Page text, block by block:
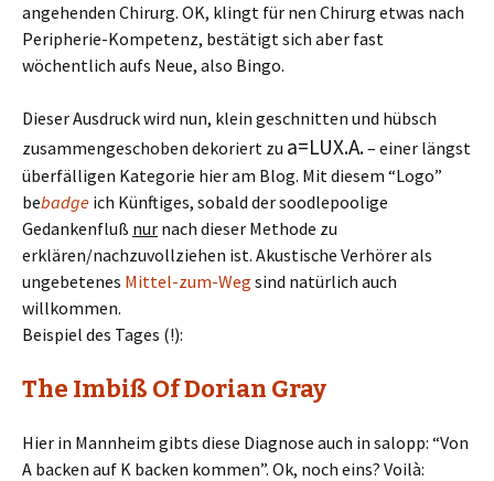
angehenden Chirurg. OK, klingt für nen Chirurg etwas nach
Peripherie-Kompetenz, bestätigt sich aber fast
wöchentlich aufs Neue, also Bingo.
Dieser Ausdruck wird nun, klein geschnitten und hübsch
zusammengeschoben dekoriert zu a=LUX.A.– einer längst
überfälligen Kategorie hier am Blog. Mit diesem “Logo”
bebadge ich Künftiges, sobald der soodlepoolige
Gedankenfluß nur nach dieser Methode zu
erklären/nachzuvollziehen ist. Akustische Verhörer als
ungebetenes Mittel-zum-Weg sind natürlich auch
willkommen.
Beispiel des Tages (!):
The Imbiß Of Dorian Gray
Hier in Mannheim gibts diese Diagnose auch in salopp: “Von
A backen auf K backen kommen”. Ok, noch eins? Voilà: